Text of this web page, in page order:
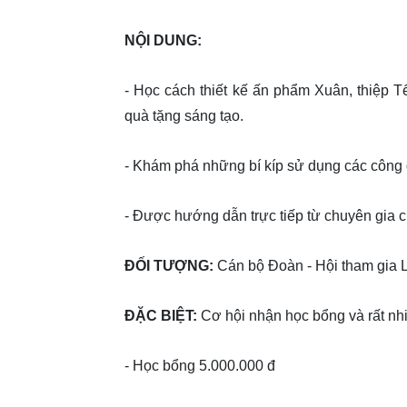
NỘI DUNG:
- Học cách thiết kế ấn phẩm Xuân, thiệp
quà tặng sáng tạo.
- Khám phá những bí kíp sử dụng các công
- Được hướng dẫn trực tiếp từ chuyên gia
ĐỐI TƯỢNG: Cán bộ Đoàn - Hội tham gia
ĐẶC BIỆT: Cơ hội nhận học bổng và rất
- Học bổng 5.000.000 đ